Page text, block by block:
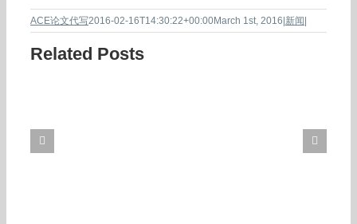
ACE论文代写2016-02-16T14:30:22+00:00March 1st, 2016|新闻|
Related Posts